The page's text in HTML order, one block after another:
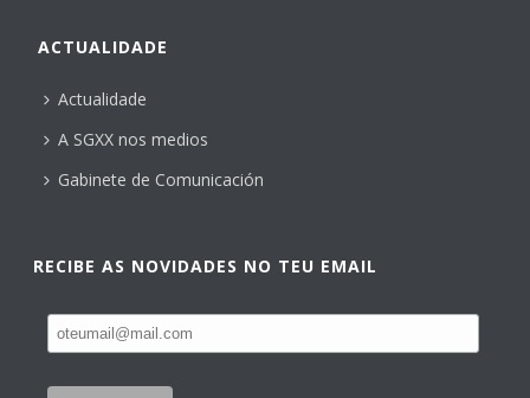
ACTUALIDADE
Actualidade
A SGXX nos medios
Gabinete de Comunicación
RECIBE AS NOVIDADES NO TEU EMAIL